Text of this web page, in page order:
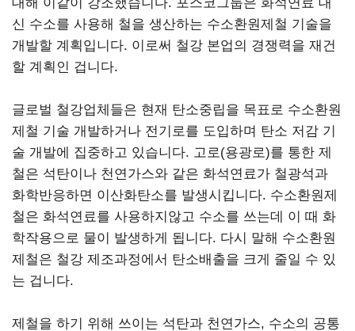
신 수소를 사용해 철을 생산하는 수소환원제철 기술을
개발할 계획입니다. 이로써 철강 본업의 경쟁력을 재건
할 계획인 겁니다.
글로벌 철강업체들은 현재 탄소중립을 목표로 수소환원
제철 기술 개발하거나 전기로를 도입하며 탄소 저감 기
술 개발에 집중하고 있습니다. 고로(용광로)를 통한 제
철은 석탄이나 천연가스와 같은 화석연료가 철광석과
화학반응하면 이산화탄소를 발생시킵니다. 수소환원제
철은 화석연료를 사용하지않고 수소를 쓰는데 이 때 화
학작용으로 물이 발생하게 됩니다. 다시 말해 수소환원
제철은 철강 제조과정에서 탄소배출을 크게 줄일 수 있
는 겁니다.
제철을 하기 위해 쓰이는 석탄과 천연가스, 수소의 공통